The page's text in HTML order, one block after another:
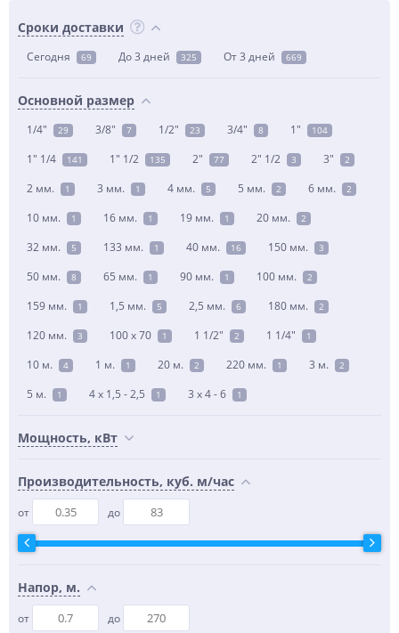
Сроки доставки
Сегодня 69 До 3 дней 325 От 3 дней 669
Основной размер
1/4" 29 3/8" 7 1/2" 23 3/4" 8 1" 104
1" 1/4 141 1" 1/2 135 2" 77 2" 1/2 3 3" 2
2 мм. 1 3 мм. 1 4 мм. 5 5 мм. 2 6 мм. 2
10 мм. 1 16 мм. 1 19 мм. 1 20 мм. 2
32 мм. 5 133 мм. 1 40 мм. 16 150 мм. 3
50 мм. 8 65 мм. 1 90 мм. 1 100 мм. 2
159 мм. 1 1,5 мм. 5 2,5 мм. 6 180 мм. 2
120 мм. 3 100 x 70 1 1 1/2" 2 1 1/4" 1
10 м. 4 1 м. 1 20 м. 2 220 мм. 1 3 м. 2
5 м. 1 4 х 1,5 - 2,5 1 3 х 4 - 6 1
Мощность, кВт
Производительность, куб. м/час
от до
Напор, м.
от до